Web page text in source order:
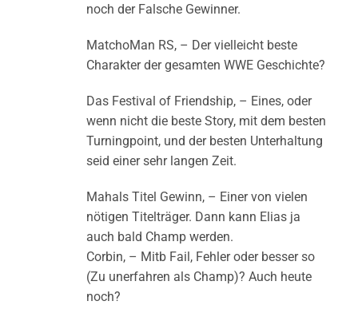
noch der Falsche Gewinner.
MatchoMan RS, – Der vielleicht beste
Charakter der gesamten WWE Geschichte?
Das Festival of Friendship, – Eines, oder
wenn nicht die beste Story, mit dem besten
Turningpoint, und der besten Unterhaltung
seid einer sehr langen Zeit.
Mahals Titel Gewinn, – Einer von vielen
nötigen Titelträger. Dann kann Elias ja
auch bald Champ werden.
Corbin, – Mitb Fail, Fehler oder besser so
(Zu unerfahren als Champ)? Auch heute
noch?